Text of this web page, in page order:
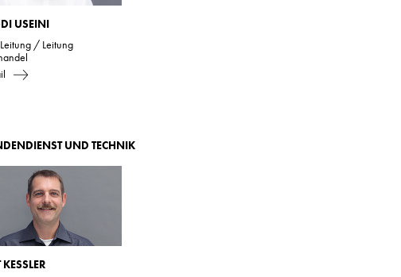
USEINI
/ Leitung
UND TECHNIK
KESSLER